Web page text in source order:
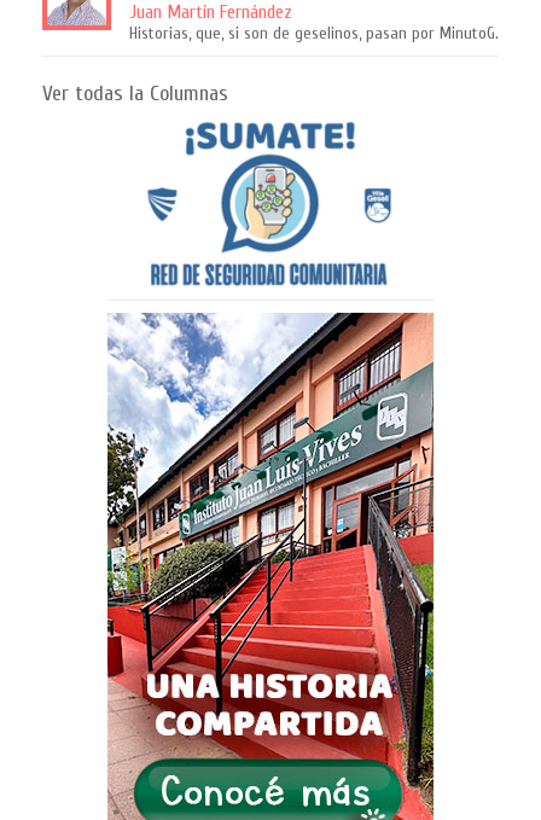
Juan Martín Fernández
Historias, que, si son de geselinos, pasan por MinutoG.
Ver todas la Columnas